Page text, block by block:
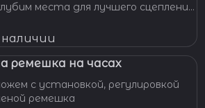
места для лучшего сцепления
метки, камни. Восстановим
циферблата к механизму.
ремешка на часах
с установкой, регулировкой
ремешка